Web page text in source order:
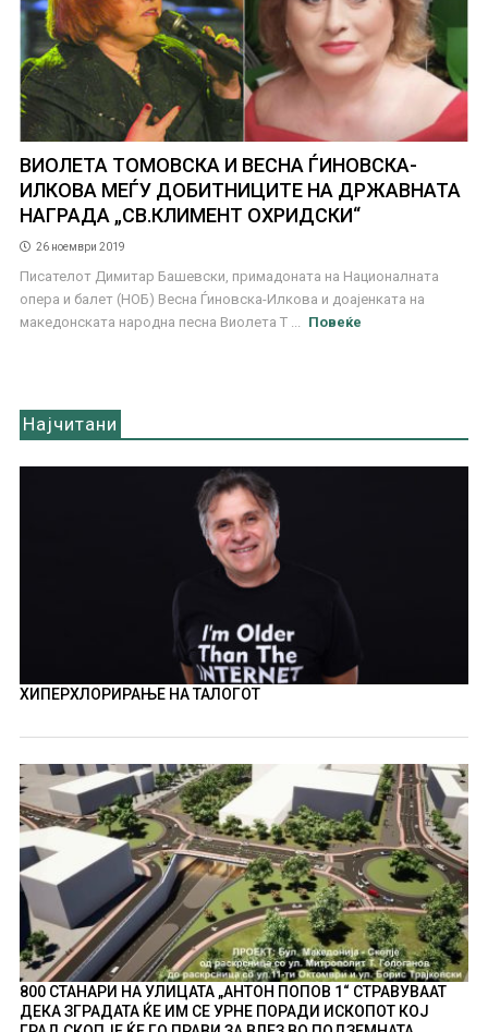
ВИОЛЕТА ТОМОВСКА И ВЕСНА ЃИНОВСКА-
ИЛКОВА МЕЃУ ДОБИТНИЦИТЕ НА ДРЖАВНАТА
НАГРАДА „СВ.КЛИМЕНТ ОХРИДСКИ“
26 ноември 2019
Писателот Димитар Башевски, примадоната на Националната
опера и балет (НОБ) Весна Ѓиновска-Илкова и доајенката на
македонската народна песна Виолета Т ...
Повеќе
Најчитани
ХИПЕРХЛОРИРАЊЕ НА ТАЛОГОТ
800 СТАНАРИ НА УЛИЦАТА „АНТОН ПОПОВ 1“ СТРАВУВААТ
ДЕКА ЗГРАДАТА ЌЕ ИМ СЕ УРНЕ ПОРАДИ ИСКОПОТ КОЈ